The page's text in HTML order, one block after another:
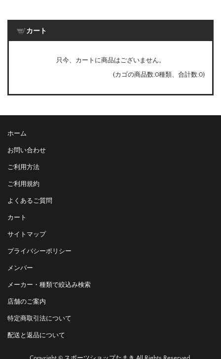
カート
只今、カートに商品はございません。
(カゴの商品数:0種類、合計数:0)
ホーム
お問い合わせ
ご利用方法
ご利用規約
よくあるご質問
カート
サイトマップ
プライバシーポリシー
メンバー
メーカー・種類で絞込み検索
店舗のご案内
特定商取引法について
配送と返品について